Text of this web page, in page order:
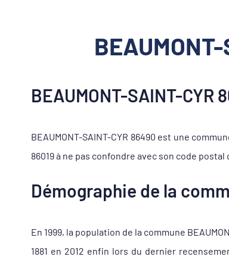
BEAUMONT-SAINT-
BEAUMONT-SAINT-CYR 86490 est une
86019 à ne pas confondre avec son code postal
Démographie de la
En 1999, la population de la commune
1881 en 2012 enfin lors du dernier